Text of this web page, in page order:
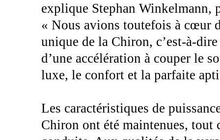
explique Stephan Winkelmann,
« Nous avions toutefois à cœur
unique de la Chiron, c’est-à-
d’une accélération à couper le
luxe, le confort et la parfaite
Les caractéristiques de
Chiron ont été maintenues, tout